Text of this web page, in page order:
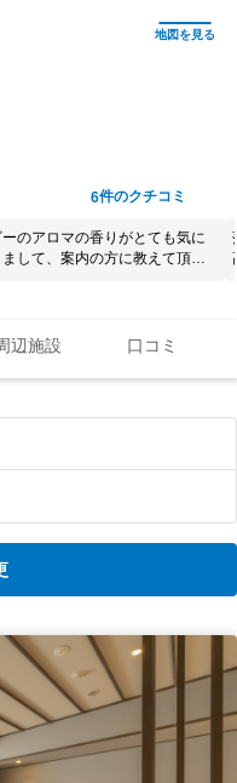
辺施設 口コミ
6件のクチコミ
ーのアロマの香りがとても気に
まして、案内の方に教えて頂
ていい街だと思えたのは、近隣
ックな雰囲気で、ホテル内は
事が出来たお陰ではないかと
す。 古い方のラピスタも好き
易く、パンのトースターも待
済む画期的なものを使われ
も全て美味しく頂きました。
せいですが、勿論思想の自由で
いうものではありません。 ホ
の方の気遣いがあっての癒しの
だったと思います。ありがと
いました。